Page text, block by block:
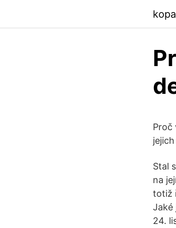
Proč
Stal
na
totiž
Jaké
24.